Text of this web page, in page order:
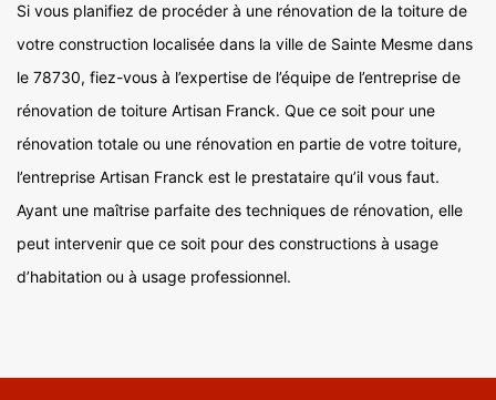
Si vous planifiez de procéder à une rénovation de la toiture de
votre construction localisée dans la ville de Sainte Mesme dans
le 78730, fiez-vous à l’expertise de l’équipe de l’entreprise de
rénovation de toiture Artisan Franck. Que ce soit pour une
rénovation totale ou une rénovation en partie de votre toiture,
l’entreprise Artisan Franck est le prestataire qu’il vous faut.
Ayant une maîtrise parfaite des techniques de rénovation, elle
peut intervenir que ce soit pour des constructions à usage
d’habitation ou à usage professionnel.